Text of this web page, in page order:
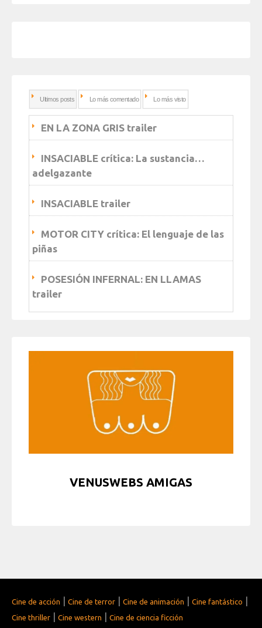
Ultimos posts Lo más comentado Lo más visto
EN LA ZONA GRIS trailer
INSACIABLE crítica: La sustancia…
adelgazante
INSACIABLE trailer
MOTOR CITY crítica: El lenguaje de las
piñas
POSESIÓN INFERNAL: EN LLAMAS
trailer
VENUSWEBS AMIGAS
Cine de acción | Cine de terror | Cine de animación | Cine fantástico |
Cine thriller | Cine western | Cine de ciencia ficción